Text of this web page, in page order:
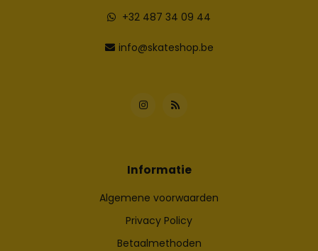
+32 487 34 09 44
info@skateshop.be
Informatie
Algemene voorwaarden
Privacy Policy
Betaalmethoden